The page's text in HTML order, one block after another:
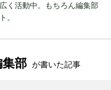
く活動中。もちろん編集部
。
部 が書いた記事